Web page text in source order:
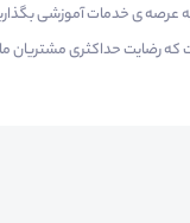
پا به عرصه ی خدمات آموزشی
رضایت حداکثری مشتریان